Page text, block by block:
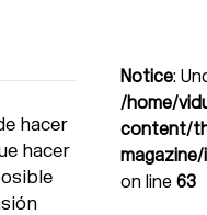
hacer
hacer
Notice:
/home/
content/
on line 63